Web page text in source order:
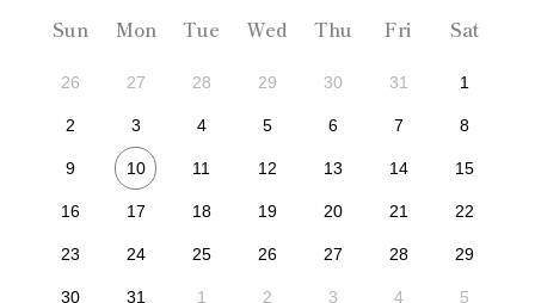
Sun Mon Tue Wed Thu Fri Sat
26 27 28 29 30 31 1
2 3 4 5 6 7 8
9 10 11 12 13 14 15
16 17 18 19 20 21 22
23 24 25 26 27 28 29
30 31 1 2 3 4 5